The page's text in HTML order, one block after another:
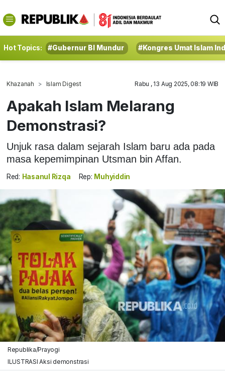
Hot Topics: #Gubernur BI Mundur #Kongres Umat Islam
Khazanah Islam Digest Rabu , 13 Aug 2025, 08:19 WIB
Apakah Islam Melarang
Demonstrasi?
Unjuk rasa dalam sejarah Islam baru ada pada
masa kepemimpinan Utsman bin Affan.
Red: Hasanul Rizqa Rep: Muhyiddin
Republika/Prayogi
ILUSTRASI Aksi demonstrasi